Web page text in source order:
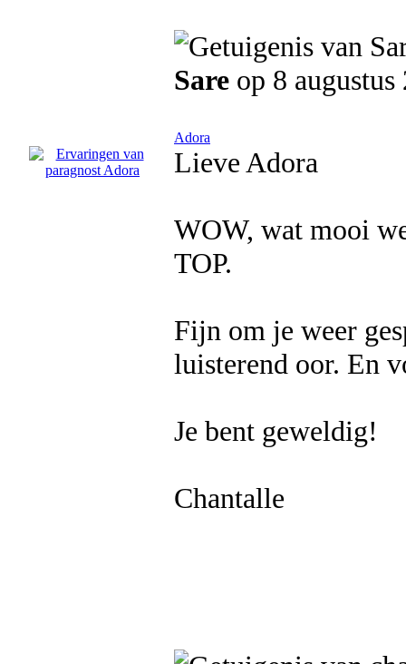
Sare op 8 augustus
Adora
Lieve Adora
WOW, wat mooi
TOP.
Fijn om je weer
luisterend oor. En
Je bent geweldig!
Chantalle